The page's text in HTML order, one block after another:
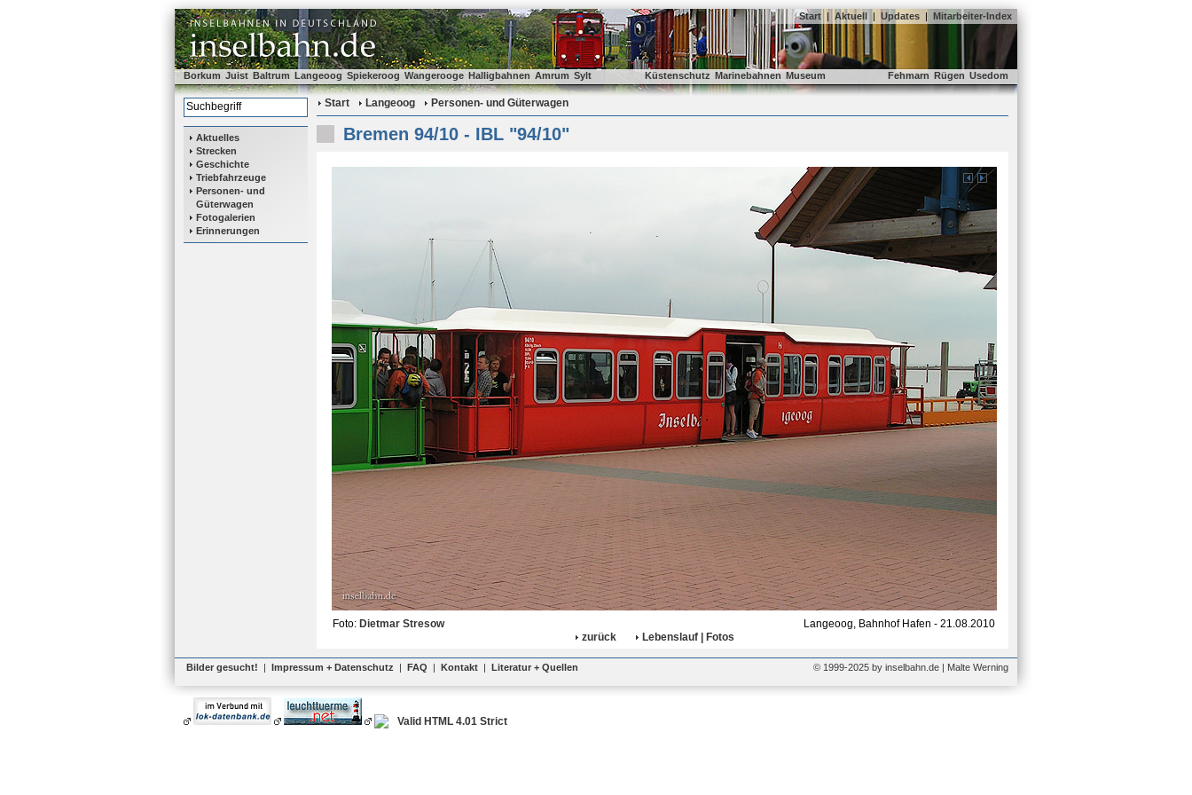
Start | Aktuell | Updates | Mitarbeiter-Index
Borkum Juist Baltrum Langeoog Spiekeroog Wangerooge Halligbahnen Amrum Sylt Küstenschutz Marinebahnen Museum Fehmarn Rügen Usedom
Aktuelles
Strecken
Geschichte
Triebfahrzeuge
Personen- und
Güterwagen
Fotogalerien
Erinnerungen
Start Langeoog Personen- und Güterwagen
Bremen 94/10 - IBL "94/10"
Foto: Dietmar Stresow
Langeoog, Bahnhof Hafen - 21.08.2010
zurück
Lebenslauf | Fotos
Bilder gesucht! | Impressum + Datenschutz | FAQ | Kontakt | Literatur + Quellen © 1999-2025 by inselbahn.de | Malte Werning